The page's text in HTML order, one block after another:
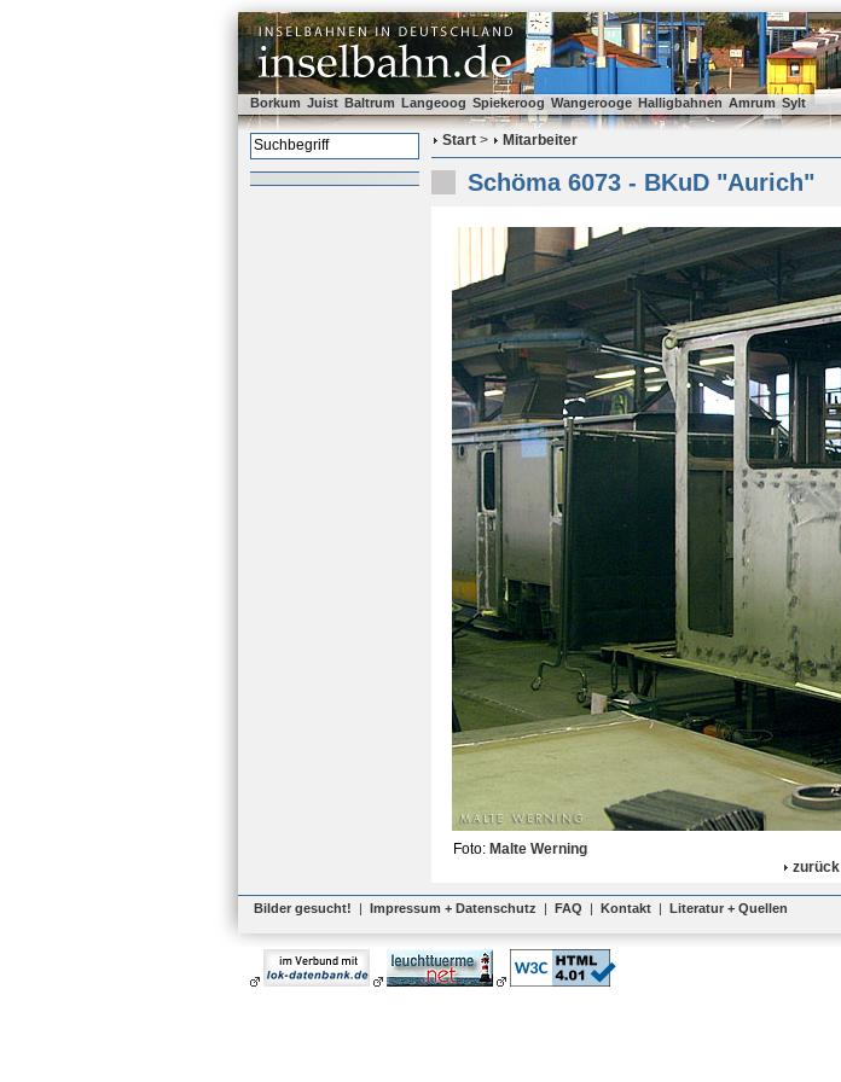
Borkum Juist Baltrum Langeoog Spiekeroog Wangerooge Halligbahnen Amrum Sylt
Start > Mitarbeiter
Schöma 6073 - BKuD "Aurich"
Foto: Malte Werning
zurück
Bilder gesucht! | Impressum + Datenschutz | FAQ | Kontakt | Literatur + Quellen